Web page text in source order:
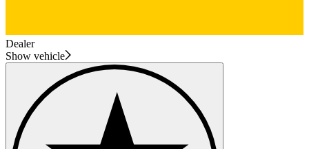
Dealer
Show vehicle